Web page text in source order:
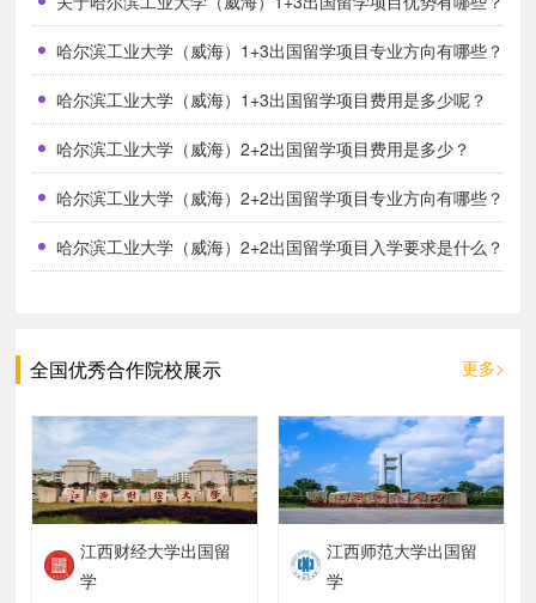
哈尔滨工业大学（威海）1+3出国留学项目专业方向有哪些？
哈尔滨工业大学（威海）1+3出国留学项目费用是多少呢？
哈尔滨工业大学（威海）2+2出国留学项目费用是多少？
哈尔滨工业大学（威海）2+2出国留学项目专业方向有哪些？
哈尔滨工业大学（威海）2+2出国留学项目入学要求是什么？
全国优秀合作院校展示 更多>
江西财经大学出国留
学
江西师范大学出国留
学